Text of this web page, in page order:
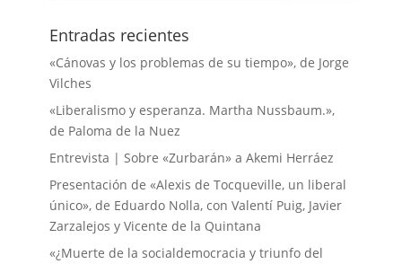
Entradas recientes
«Cánovas y los problemas de su tiempo», de Jorge
Vilches
«Liberalismo y esperanza. Martha Nussbaum.»,
de Paloma de la Nuez
Entrevista | Sobre «Zurbarán» a Akemi Herráez
Presentación de «Alexis de Tocqueville, un liberal
único», de Eduardo Nolla, con Valentí Puig, Javier
Zarzalejos y Vicente de la Quintana
«¿Muerte de la socialdemocracia y triunfo del